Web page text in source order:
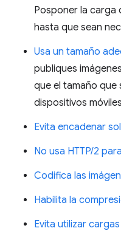
Posponer la carga
hasta que sean
Usa un tamaño
publiques
que el tamaño que
dispositivos
Evita encadenar
No usa HTTP/2
Codifica las
Habilita la
Evita utilizar